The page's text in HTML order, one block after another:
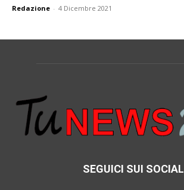
Redazione - 4 Dicembre 2021
SEGUICI SUI SOCIAL